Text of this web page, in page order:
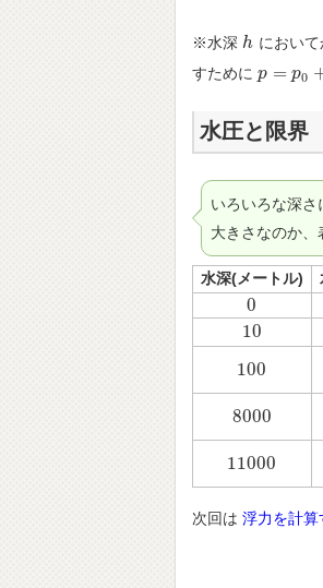
※水深 h
h におい
すために p = p0
p=p0+ρ h
水圧と限界
いろいろな深
大きさなのか、
水深(メートル)
0
0
10
10
100
100
8000
8000
11000
11000
次回は 浮力を計算